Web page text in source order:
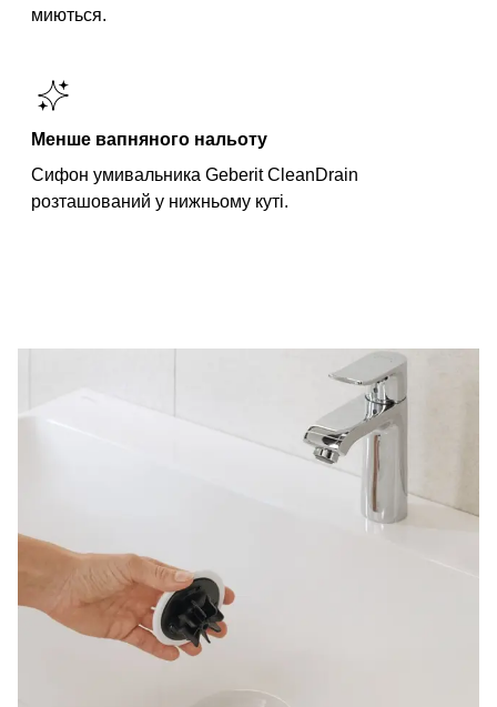
миються.
Менше вапняного нальоту
Сифон умивальника Geberit CleanDrain
розташований у нижньому куті.